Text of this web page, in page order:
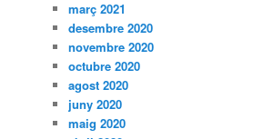
març 2021
desembre 2020
novembre 2020
octubre 2020
agost 2020
juny 2020
maig 2020